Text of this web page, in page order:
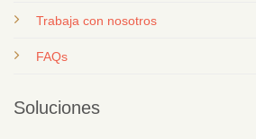
Trabaja con nosotros
FAQs
Soluciones